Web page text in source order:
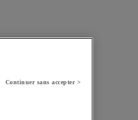
Continuer sans accepter >